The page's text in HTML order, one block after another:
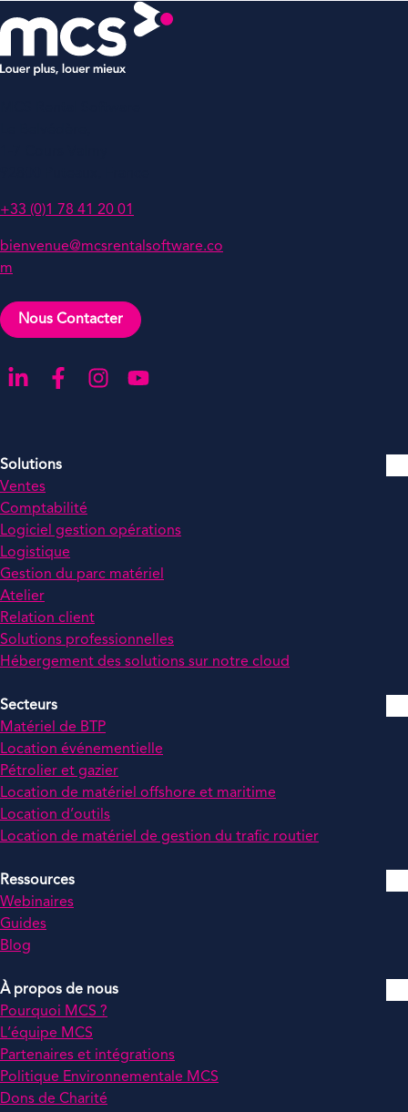
+33 (0)1 78 41 20 01
bienvenue@mcsrentalsoftware.co
m
Nous Contacter
Aller sur notre page LinkedIn
Aller sur notre page Facebook
Aller sur notre compte Instagram
Aller sur notre chaîne YouTube
Solutions
Ventes
Comptabilité
Logiciel gestion opérations
Logistique
Gestion du parc matériel
Atelier
Relation client
Solutions professionnelles
Hébergement des solutions sur notre cloud
Secteurs
Matériel de BTP
Location événementielle
Pétrolier et gazier
Location de matériel offshore et maritime
Location d’outils
Location de matériel de gestion du trafic routier
Ressources
Webinaires
Guides
Blog
À propos de nous
Pourquoi MCS ?
L’équipe MCS
Partenaires et intégrations
Politique Environnementale MCS
Dons de Charité